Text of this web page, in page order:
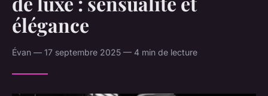
élégance
Évan — 17 septembre 2025 — 4 min de lecture